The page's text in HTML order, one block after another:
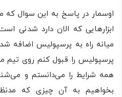
اوسمار در پاسخ به این سوال که
ابزارهایی که الان دارد شدنی
میانه راه به پرسپولیس اضافه
پرسپولیس را قبول کنم روی تیم
همه شرایط را می‌دانستم و
بخواهیم به آن چیزی که